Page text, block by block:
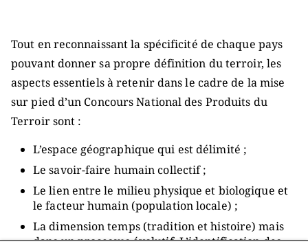
Tout en reconnaissant la spécificité de chaque pays
pouvant donner sa propre définition du terroir, les
aspects essentiels à retenir dans le cadre de la mise
sur pied d’un Concours National des Produits du
Terroir sont :
L’espace géographique qui est délimité ;
Le savoir-faire humain collectif ;
Le lien entre le milieu physique et biologique et
le facteur humain (population locale) ;
La dimension temps (tradition et histoire) mais